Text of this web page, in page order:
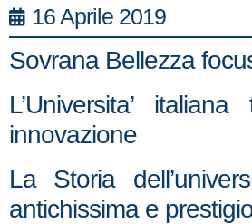
16 Aprile 2019
Sovrana Bellezza
L’Universita’
innovazione
La Storia
antichissima e